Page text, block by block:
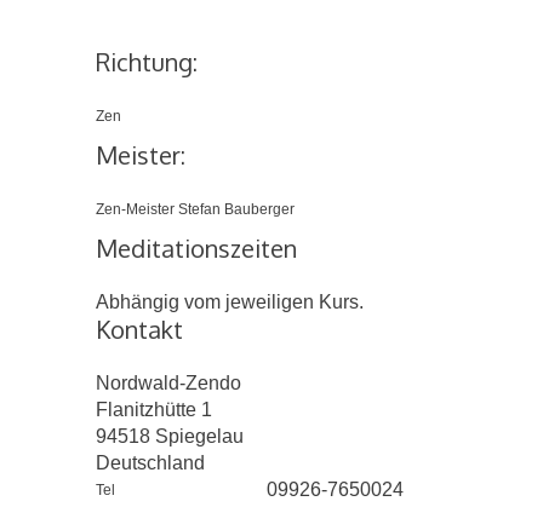
Richtung:
Zen
Meister:
Zen-Meister Stefan Bauberger
Meditationszeiten
Abhängig vom jeweiligen Kurs.
Kontakt
Nordwald-Zendo
Flanitzhütte 1
94518 Spiegelau
Deutschland
Tel 09926-7650024